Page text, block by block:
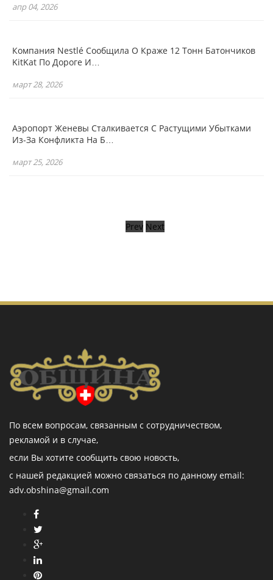
Prev Next
апр 04, 2026
Компания Nestlé Сообщила О Краже 12 Тонн Батончиков
KitKat По Дороге И…
март 28, 2026
Аэропорт Женевы Сталкивается С Растущими Убытками
Из-За Конфликта На Б…
март 25, 2026
По всем вопросам, связанным с сотрудничеством,
рекламой и в случае,
если Вы хотите сообщить свою новость,
с нашей редакцией можно связаться по данному email:
adv.obshina@gmail.com